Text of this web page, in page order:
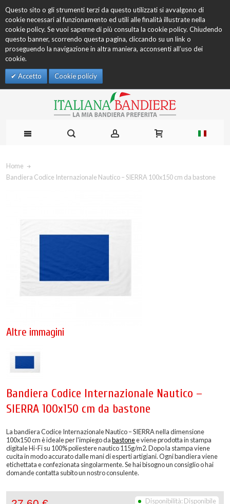
Questo sito o gli strumenti terzi da questo utilizzati si avvalgono di
cookie necessari al funzionamento ed utili alle finalità illustrate nella
cookie policy. Se vuoi saperne di più consulta la cookie policy. Chiudendo
questo banner, scorrendo questa pagina, cliccando su un link o
proseguendo la navigazione in altra maniera, acconsenti all’uso dei
cookie.
Accetto Cookie policiy
Home
Bandiera Codice Internazionale Nautico – SIERRA 100x150 cm da bastone
Altre immagini
Bandiera Codice Internazionale Nautico –
SIERRA 100x150 cm da bastone
La bandiera Codice Internazionale Nautico – SIERRA nella dimensione
100x150 cm è ideale per l'impiego dabastonee viene prodotta in stampa
digitale Hi-Fi su 100% poliestere nautico 115g/m2. Dopo la stampa viene
cucita in modo accurato dalle mani di esperti artigiani. Ogni bandiera viene
etichettata e confezionata singolarmente. Se hai bisogno un consiglio o hai
domande contatta subito un nostro consulente.
Disponibilità: Disponibile